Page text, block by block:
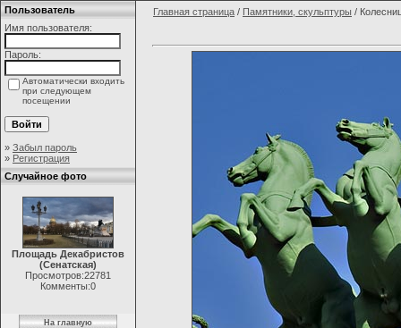
Пользователь
Имя пользователя:
Пароль:
Автоматически входить
при следующем
посещении
» Забыл пароль
» Регистрация
Случайное фото
Площадь Декабристов
(Сенатская)
Просмотров:22781
Комменты:0
На главную
Главная страница / Памятники, скульптуры /